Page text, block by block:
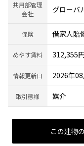
共用部管理
会社
グローバ
保険 借家人賠
めやす賃料 312,355
情報更新日 2026年
取引態様 媒介
この建物